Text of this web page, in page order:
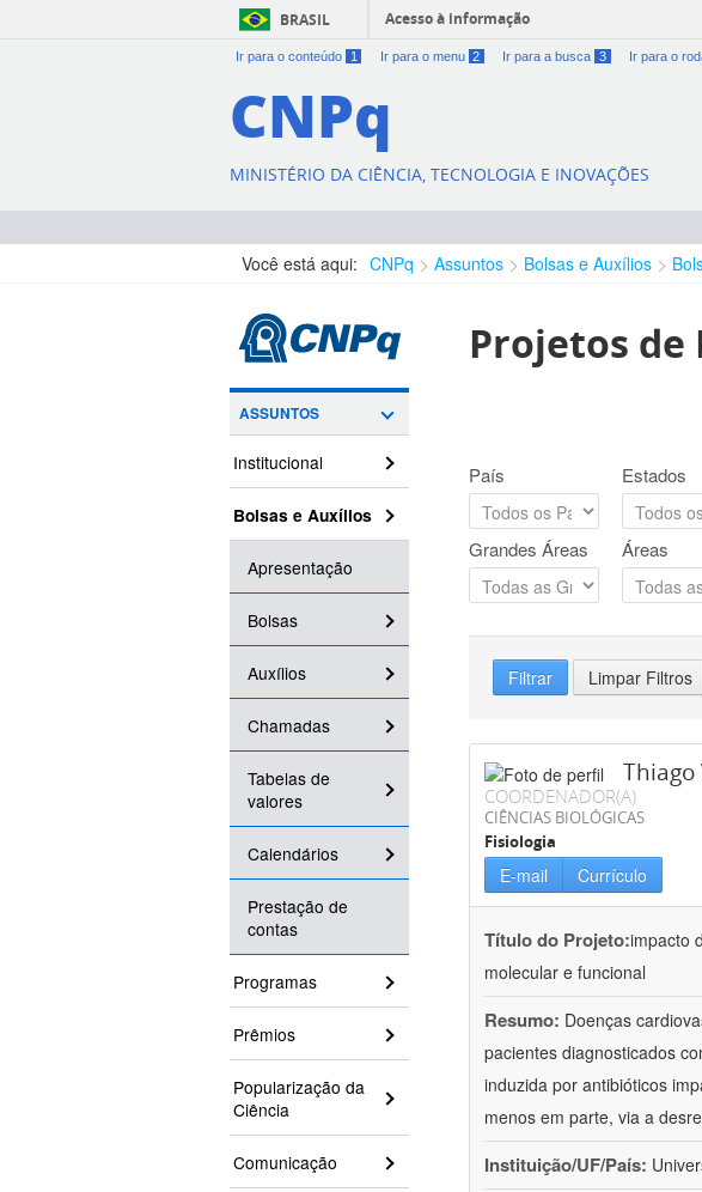
BRASIL Acesso à informação
Ir para o conteúdo 1 Ir para o menu 2 Ir para a busca 3 Ir para o
CNPq
MINISTÉRIO DA CIÊNCIA, TECNOLOGIA E INOVAÇÕES
Você está aqui: CNPq Assuntos Bolsas e Auxílios
ASSUNTOS
Institucional
Bolsas e Auxílios
Apresentação
Bolsas
Auxílios
Chamadas
Tabelas de
valores
Calendários
Prestação de
contas
Programas
Prêmios
Popularização da
Ciência
Comunicação
Projetos de
País Estados
Grandes Áreas Áreas
Filtrar Limpar Filtros
Thiago
COORDENADOR(A)
CIÊNCIAS BIOLÓGICAS
Fisiologia
E-mail Currículo
Título do Projeto:impacto
molecular e funcional
Resumo: Doenças
pacientes diagnosticados
induzida por antibióticos
menos em parte, via a
Instituição/UF/País: